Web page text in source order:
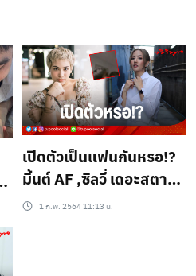
เปิดตัวเป็นแฟนกันหรอ!?
มิ้นต์ AF ,ซิลวี่ เดอะสตาร์
แฟนคลับแห่ลุ้นหนักมาก
1 ก.พ. 2564 11:13 น.